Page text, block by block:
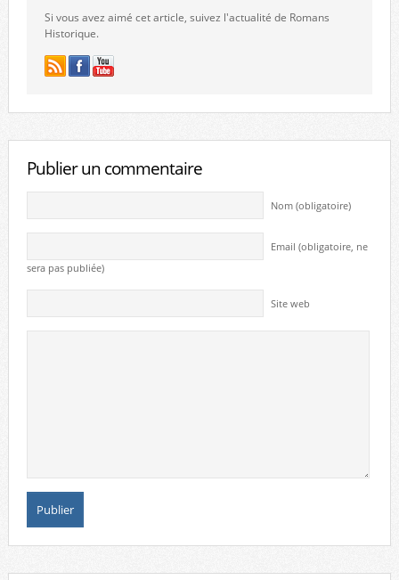
Si vous avez aimé cet article, suivez l'actualité de Romans
Historique.
Publier un commentaire
Nom (obligatoire)
Email (obligatoire, ne
sera pas publiée)
Site web